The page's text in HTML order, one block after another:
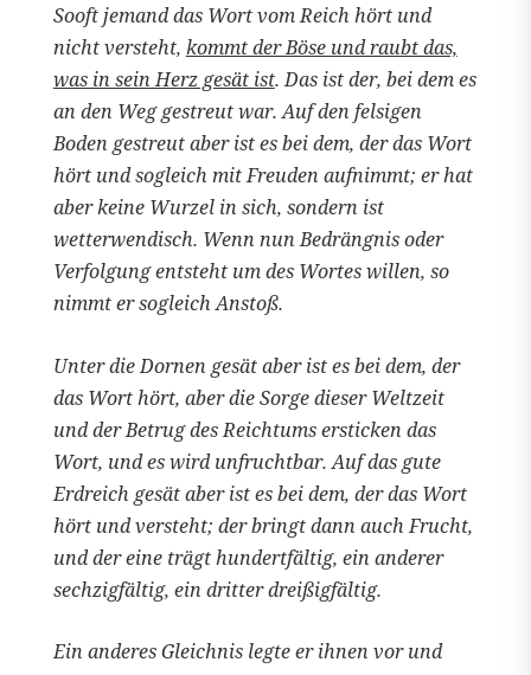
Sooft jemand das Wort vom Reich hört und
nicht versteht, kommt der Böse und raubt das,
was in sein Herz gesät ist. Das ist der, bei dem es
an den Weg gestreut war. Auf den felsigen
Boden gestreut aber ist es bei dem, der das Wort
hört und sogleich mit Freuden aufnimmt; er hat
aber keine Wurzel in sich, sondern ist
wetterwendisch. Wenn nun Bedrängnis oder
Verfolgung entsteht um des Wortes willen, so
nimmt er sogleich Anstoß.
Unter die Dornen gesät aber ist es bei dem, der
das Wort hört, aber die Sorge dieser Weltzeit
und der Betrug des Reichtums ersticken das
Wort, und es wird unfruchtbar. Auf das gute
Erdreich gesät aber ist es bei dem, der das Wort
hört und versteht; der bringt dann auch Frucht,
und der eine trägt hundertfältig, ein anderer
sechzigfältig, ein dritter dreißigfältig.
Ein anderes Gleichnis legte er ihnen vor und